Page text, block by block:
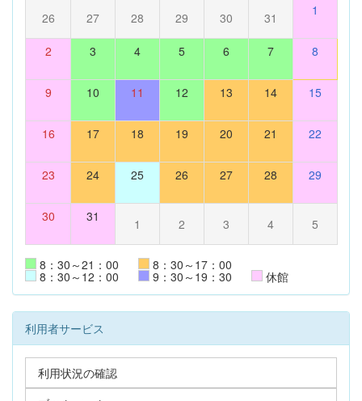
26 27 28 29 30 31 1
2 3 4 5 6 7 8
9 10 11 12 13 14 15
16 17 18 19 20 21 22
23 24 25 26 27 28 29
30 31 1 2 3 4 5
8：30～21：00 8：30～17：00
8：30～12：00 9：30～19：30 休館
利用者サービス
利用状況の確認